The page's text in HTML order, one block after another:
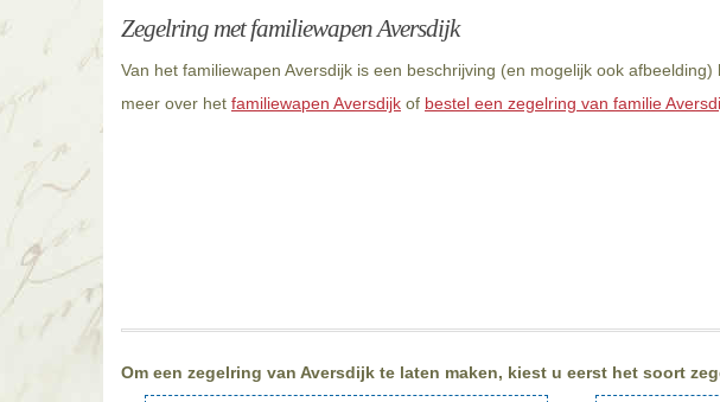
Zegelring met familiewapen Aversdijk
Van het familiewapen Aversdijk is een beschrijving (en mogelijk ook
meer over het familiewapen Aversdijk of bestel een zegelring van familie
Om een zegelring van Aversdijk te laten maken, kiest u eerst het soort